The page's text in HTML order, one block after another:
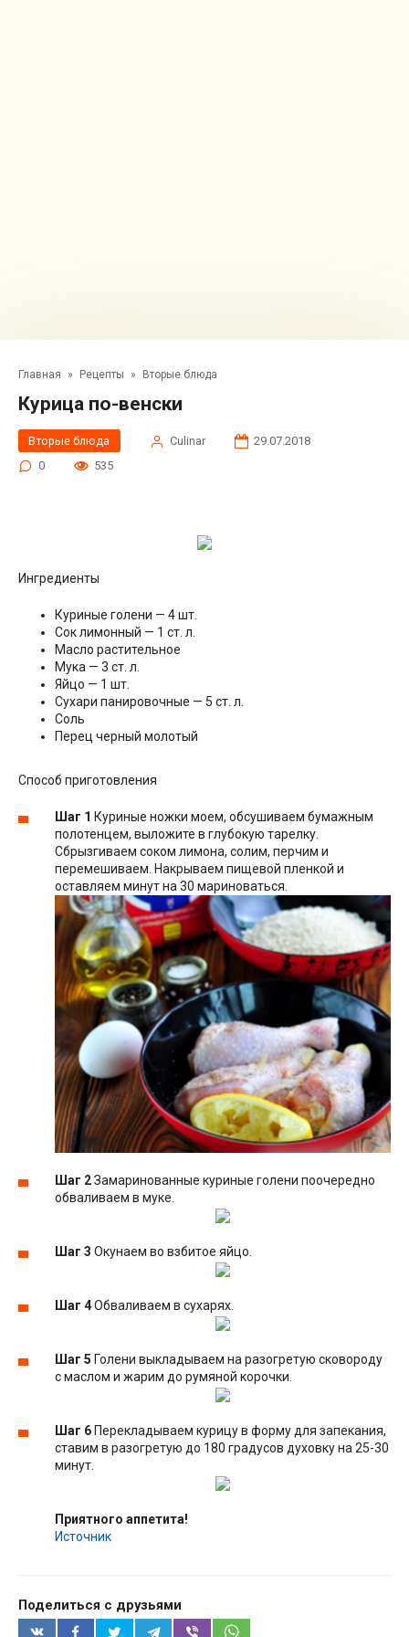
Главная » Рецепты » Вторые блюда
Курица по-венски
Вторые блюда Сulinar
29.07.2018
0
535
Ингредиенты
Куриные голени — 4 шт.
Сок лимонный — 1 ст. л.
Масло растительное
Мука — 3 ст. л.
Яйцо — 1 шт.
Сухари панировочные — 5 ст. л.
Соль
Перец черный молотый
Способ приготовления
Шаг 1 Куриные ножки моем, обсушиваем бумажным
полотенцем, выложите в глубокую тарелку.
Сбрызгиваем соком лимона, солим, перчим и
перемешиваем. Накрываем пищевой пленкой и
оставляем минут на 30 мариноваться.
Шаг 2Замаринованные куриные голени поочередно
обваливаем в муке.
Шаг 3 Окунаем во взбитое яйцо.
Шаг 4Обваливаем в сухарях.
Шаг 5 Голени выкладываем на разогретую сковороду
с маслом и жарим до румяной корочки.
Шаг 6 Перекладываем курицу в форму для запекания,
ставим в разогретую до 180 градусов духовку на 25-30
минут.
Приятного аппетита!
Источник
Поделиться с друзьями